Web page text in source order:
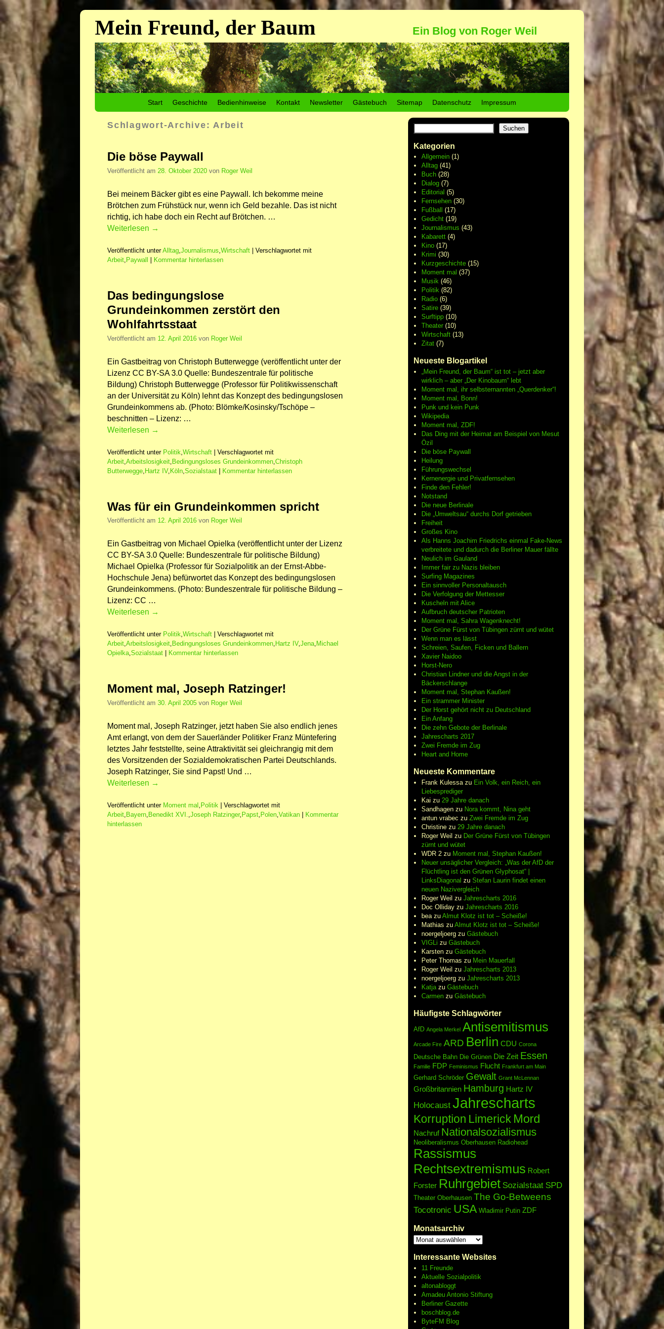
Mein Freund, der Baum Ein Blog von Roger Weil
Start Geschichte Bedienhinweise Kontakt Newsletter Gästebuch Sitemap Datenschutz Impressum
Schlagwort-Archive: Arbeit
Die böse Paywall
Veröffentlicht am 28. Oktober 2020 von Roger Weil
Bei meinem Bäcker gibt es eine Paywall. Ich bekomme meine
Brötchen zum Frühstück nur, wenn ich Geld bezahle. Das ist nicht
richtig, ich habe doch ein Recht auf Brötchen. …
Weiterlesen →
Veröffentlicht unter Alltag Journalismus Wirtschaft
Verschlagwortet mit
Arbeit Paywall Kommentar hinterlassen
Das bedingungslose
Grundeinkommen zerstört den
Wohlfahrtsstaat
Veröffentlicht am 12. April 2016 von Roger Weil
Ein Gastbeitrag von Christoph Butterwegge (veröffentlicht unter der
Lizenz CC BY-SA 3.0 Quelle: Bundeszentrale für politische
Bildung) Christoph Butterwegge (Professor für Politikwissenschaft
an der Universität zu Köln) lehnt das Konzept des bedingungslosen
Grundeinkommens ab. (Photo: Blömke/Kosinsky/Tschöpe –
beschnitten – Lizenz: …
Weiterlesen →
Veröffentlicht unter Politik Wirtschaft | Verschlagwortet mit
Arbeit Arbeitslosigkeit Bedingungsloses Grundeinkommen Christoph
Butterwegge Hartz IV, Köln Sozialstaat | Kommentar hinterlassen
Was für ein Grundeinkommen spricht
Veröffentlicht am 12. April 2016 von Roger Weil
Ein Gastbeitrag von Michael Opielka (veröffentlicht unter der Lizenz
CC BY-SA 3.0 Quelle: Bundeszentrale für politische Bildung)
Michael Opielka (Professor für Sozialpolitik an der Ernst-Abbe-
Hochschule Jena) befürwortet das Konzept des bedingungslosen
Grundeinkommens. (Photo: Bundeszentrale für politische Bildung –
Lizenz: CC …
Weiterlesen →
Veröffentlicht unter Politik,Wirtschaft
Verschlagwortet mit
Arbeit,Arbeitslosigkeit, Bedingungsloses Grundeinkommen, Hartz IV,Jena, Michael
Opielka,Sozialstaat Kommentar hinterlassen
Moment mal, Joseph Ratzinger!
Veröffentlicht am 30. April 2005 von Roger Weil
Moment mal, Joseph Ratzinger, jetzt haben Sie also endlich jenes
Amt erlangt, von dem der Sauerländer Politiker Franz Müntefering
letztes Jahr feststellte, seine Attraktivität sei gleichrangig mit dem
des Vorsitzenden der Sozialdemokratischen Partei Deutschlands.
Joseph Ratzinger, Sie sind Papst! Und …
Weiterlesen →
Veröffentlicht unter Moment mal Politik
Verschlagwortet mit
Arbeit Bayern Benedikt XVI. Joseph Ratzinger, Papst Polen Vatikan
Kommentar
hinterlassen
Suchen
Kategorien
Allgemein(1)
Alltag(41)
Buch(28)
Dialog(7)
Editorial (5)
Fernsehen(30)
Fußball (17)
Gedicht(19)
Journalismus (43)
Kabarett(4)
Kino(17)
Krimi (30)
Kurzgeschichte(15)
Moment mal (37)
Musik(46)
Politik(82)
Radio(6)
Satire(39)
Surftipp(10)
Theater(10)
Wirtschaft(13)
Zitat(7)
Neueste Blogartikel
„Mein Freund, der Baum“ ist tot – jetzt aber
wirklich – aber „Der Kinobaum“ lebt
Moment mal, ihr selbsternannten „Querdenker“!
Moment mal, Bonn!
Punk und kein Punk
Wikipedia
Moment mal, ZDF!
Das Ding mit der Heimat am Beispiel von Mesut
Özil
Die böse Paywall
Heilung
Führungswechsel
Kernenergie und Privatfernsehen
Finde den Fehler!
Notstand
Die neue Berlinale
Die „Umweltsau“ durchs Dorf getrieben
Freiheit
Großes Kino
Als Hanns Joachim Friedrichs einmal Fake-News
verbreitete und dadurch die Berliner Mauer fällte
Neulich im Gauland
Immer fair zu Nazis bleiben
Surfing Magazines
Ein sinnvoller Personaltausch
Die Verfolgung der Mettesser
Kuscheln mit Alice
Aufbruch deutscher Patrioten
Moment mal, Sahra Wagenknecht!
Der Grüne Fürst von Tübingen zürnt und wütet
Wenn man es lässt
Schreien, Saufen, Ficken und Ballern
Xavier Naidoo
Horst-Nero
Christian Lindner und die Angst in der
Bäckerschlange
Moment mal, Stephan Kaußen!
Ein strammer Minister
Der Horst gehört nicht zu Deutschland
Ein Anfang
Die zehn Gebote der Berlinale
Jahrescharts 2017
Zwei Fremde im Zug
Heart and Home
Neueste Kommentare
Frank Kulessazu Ein Volk, ein Reich, ein
Liebesprediger
Kai zu 29 Jahre danach
Sandhagenzu Nora kommt, Nina geht
antun vrabec zu Zwei Fremde im Zug
Christinezu 29 Jahre danach
Roger Weil zu Der Grüne Fürst von Tübingen
zürnt und wütet
WDR 2zu Moment mal, Stephan Kaußen!
Neuer unsäglicher Vergleich: „Was der AfD der
Flüchtling ist den Grünen Glyphosat“ |
LinksDiagonal zu Stefan Laurin findet einen
neuen Nazivergleich
Roger Weil zu Jahrescharts 2016
Doc Ollidayzu Jahrescharts 2016
beazu Almut Klotz ist tot – Scheiße!
Mathias zu Almut Klotz ist tot – Scheiße!
noergeljoergzu Gästebuch
VIGLi zu Gästebuch
Karstenzu Gästebuch
Peter Thomas zu Mein Mauerfall
Roger Weil zu Jahrescharts 2013
noergeljoergzu Jahrescharts 2013
Katjazu Gästebuch
Carmenzu Gästebuch
Häufigste Schlagwörter
AfD Angela Merkel Antisemitismus
Arcade Fire ARD Berlin CDU Corona
Deutsche Bahn Die Grünen Die Zeit Essen
Familie FDP Feminismus Flucht Frankfurt am Main
Gerhard Schröder Gewalt Grant McLennan
Großbritannien Hamburg Hartz IV
Holocaust Jahrescharts
Korruption Limerick Mord
Nachruf Nationalsozialismus
Neoliberalismus Oberhausen Radiohead
Rassismus
Rechtsextremismus Robert
Forster Ruhrgebiet Sozialstaat SPD
Theater Oberhausen The Go-Betweens
Tocotronic USA Wladimir Putin ZDF
Monatsarchiv
Interessante Websites
11 Freunde
Aktuelle Sozialpolitik
altonabloggt
Amadeu Antonio Stiftung
Berliner Gazette
boschblog.de
ByteFM Blog